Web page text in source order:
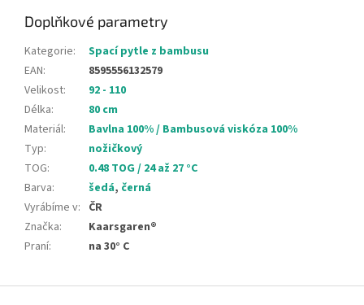
Doplňkové parametry
Kategorie:
Spací pytle z bambusu
EAN:
8595556132579
Velikost:
92 - 110
Délka:
80 cm
Materiál:
Bavlna 100% / Bambusová viskóza 100%
Typ:
nožičkový
TOG:
0.48 TOG / 24 až 27 °C
Barva: šedá, černá
Vyrábíme v: ČR
Značka:
Kaarsgaren®
Praní: na 30° C